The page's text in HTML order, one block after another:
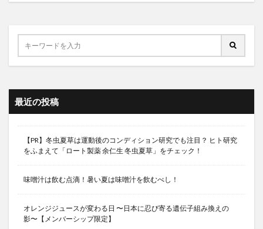
最近の投稿
【PR】冬虫夏草は運動後のコンディション研究でも注目？ ヒト研究
をふまえて「ロート製薬 余仁生 冬虫夏草」をチェック！
味噌汁は飲む点滴！暑い夏は味噌汁を飲むべし！
オレンジジュースが変わる日 〜日本に忍び寄る遺伝子組み換えの
影〜【メンバーシップ限定】